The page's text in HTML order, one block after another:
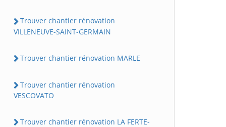
Trouver chantier rénovation
VILLENEUVE-SAINT-GERMAIN
Trouver chantier rénovation MARLE
Trouver chantier rénovation
VESCOVATO
Trouver chantier rénovation LA FERTE-